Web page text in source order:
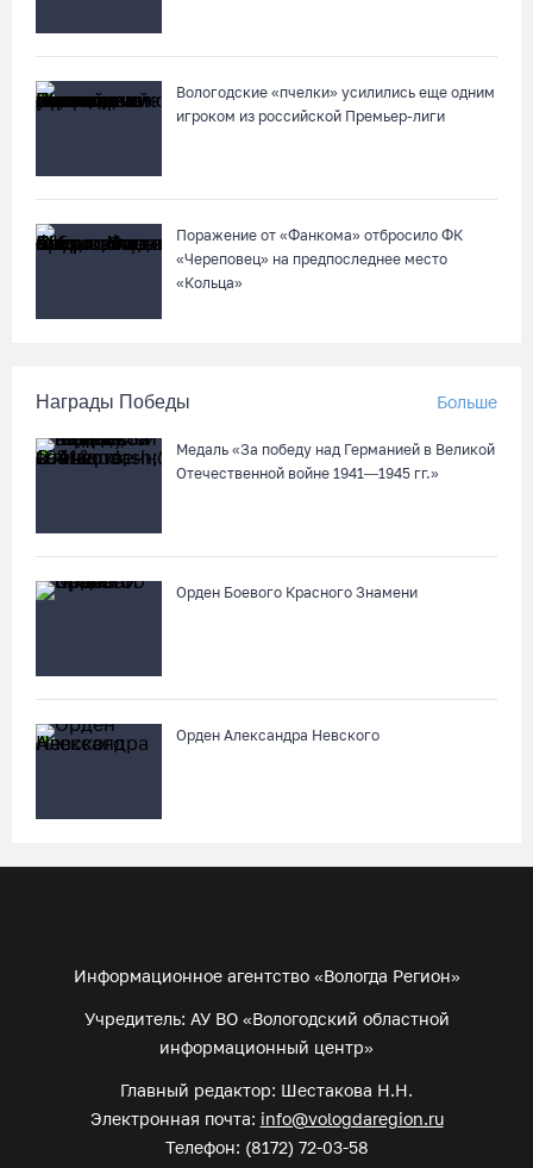
Вологодские «пчелки» усилились еще одним
игроком из российской Премьер-лиги
Поражение от «Фанкома» отбросило ФК
«Череповец» на предпоследнее место
«Кольца»
Награды Победы Больше
Медаль «За победу над Германией в Великой
Отечественной войне 1941—1945 гг.»
Орден Боевого Красного Знамени
Орден Александра Невского
Информационное агентство «Вологда Регион»
Учредитель: АУ ВО «Вологодский областной
информационный центр»
Главный редактор: Шестакова Н.Н.
Электронная почта: info@vologdaregion.ru
Телефон: (8172) 72-03-58